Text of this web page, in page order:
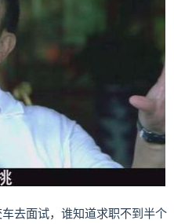
去面试，谁知道求职不到半个